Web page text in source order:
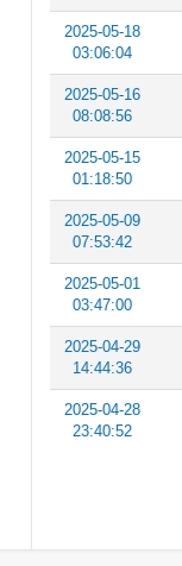
2025-05-18
03:06:04
2025-05-16
08:08:56
2025-05-15
01:18:50
2025-05-09
07:53:42
2025-05-01
03:47:00
2025-04-29
14:44:36
2025-04-28
23:40:52